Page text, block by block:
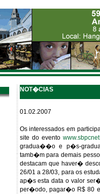
NOT�CIAS
01.02.2007
Os interessados em
site do evento
gradua��o e p�s-
tamb�m para demais
destacam que haver�
26/01 a 28/03, para os
ap�s esta data o valor
per�odo, pagar�o R$ 80